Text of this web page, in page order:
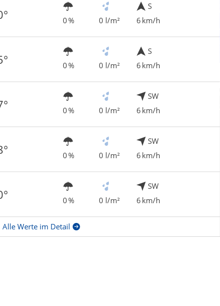
0 % 0 l/m²
S
6 km/h
0 % 0 l/m²
S
6 km/h
0 % 0 l/m²
SW
6 km/h
0 % 0 l/m²
SW
6 km/h
0 % 0 l/m²
SW
6 km/h
Alle Werte im Detail
Zum animierten Regenradar